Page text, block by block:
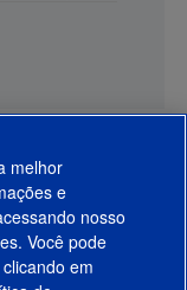
melhor
e
nosso
Você pode
em